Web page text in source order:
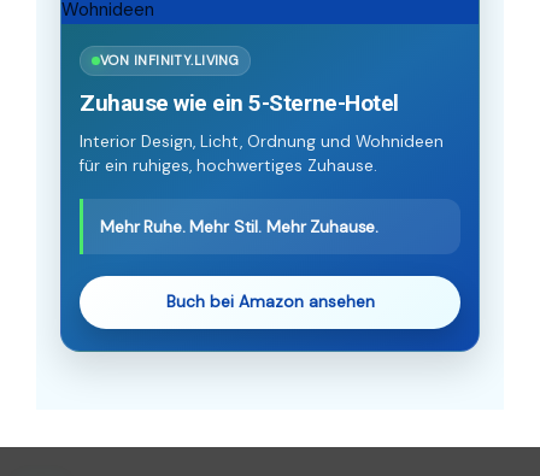
VON INFINITY.LIVING
Zuhause wie ein 5-Sterne-Hotel
Interior Design, Licht, Ordnung und Wohnideen
für ein ruhiges, hochwertiges Zuhause.
Mehr Ruhe. Mehr Stil. Mehr Zuhause.
Buch bei Amazon ansehen